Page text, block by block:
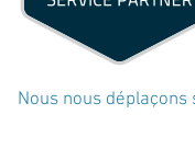
D’une
naviguer
Nous nous